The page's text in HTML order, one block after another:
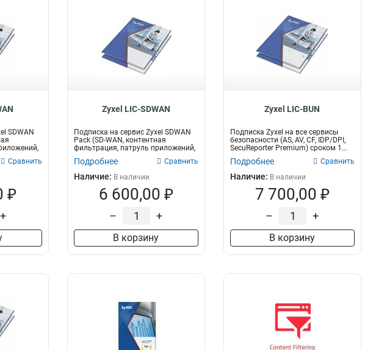
SDWAN
Сравнить
₽
+
Zyxel LIC-SDWAN
Подписка на сервис Zyxel SDWAN
Pack (SD-WAN, контентная
фильтрация, патруль приложений,
GeoEnfo...
Подробнее Сравнить
Наличие: В наличии
6 600,00 ₽
– +
В корзину
Zyxel LIC-BUN
Подписка Zyxel на все сервисы
безопасности (AS, AV, CF, IDP/DPI,
SecuReporter Premium) сроком 1...
Подробнее Сравнить
Наличие: В наличии
7 700,00 ₽
– +
В корзину